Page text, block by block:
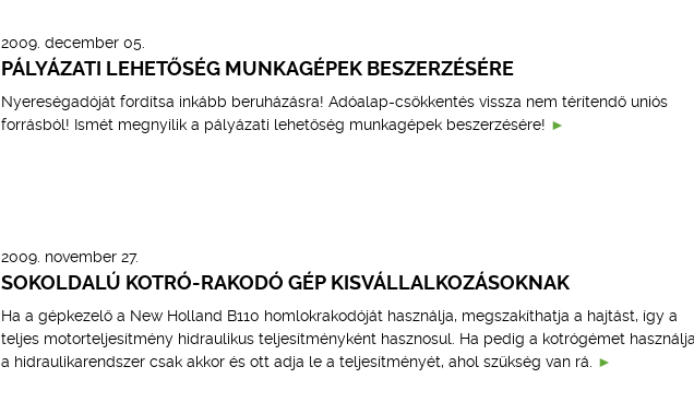
2009. december 05.
PÁLYÁZATI LEHETŐSÉG MUNKAGÉPEK BESZERZÉSÉRE
Nyereségadóját fordítsa inkább beruházásra! Adóalap-csökkentés vissza nem térítendő uniós
forrásból! Ismét megnyílik a pályázati lehetőség munkagépek beszerzésére!
2009. november 27.
SOKOLDALÚ KOTRÓ-RAKODÓ GÉP KISVÁLLALKOZÁSOKNAK
Ha a gépkezelő a New Holland B110 homlokrakodóját használja, megszakíthatja a hajtást, így a
teljes motorteljesítmény hidraulikus teljesítményként hasznosul. Ha pedig a kotrógémet
a hidraulikarendszer csak akkor és ott adja le a teljesítményét, ahol szükség van rá.